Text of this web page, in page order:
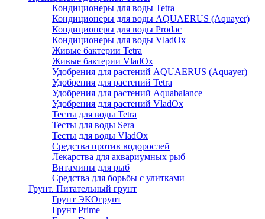
Кондиционеры для воды Tetra
Кондиционеры для воды AQUAERUS (Aquayer)
Кондиционеры для воды Prodac
Кондиционеры для воды VladOx
Живые бактерии Tetra
Живые бактерии VladOx
Удобрения для растений AQUAERUS (Aquayer)
Удобрения для растений Tetra
Удобрения для растений Aquabalance
Удобрения для растений VladOx
Тесты для воды Tetra
Тесты для воды Sera
Тесты для воды VladOx
Средства против водорослей
Лекарства для аквариумных рыб
Витамины для рыб
Средства для борьбы с улитками
Грунт. Питательный грунт
Грунт ЭКОгрунт
Грунт Prime